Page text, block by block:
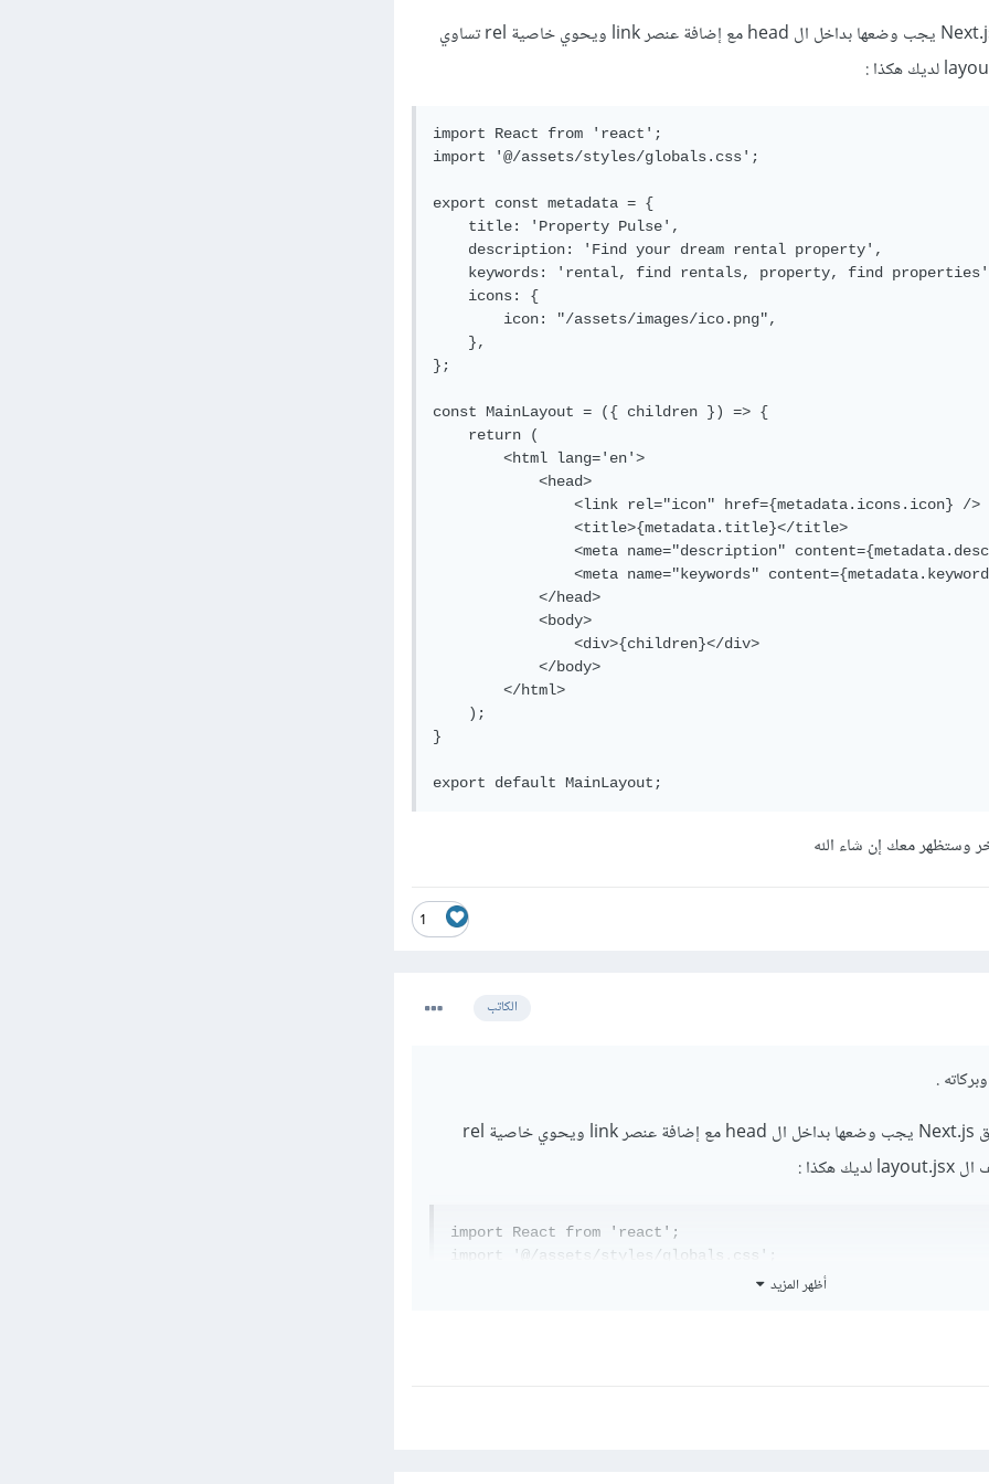
لإضافة favicon في تطبيق Next.js يجب وضعها بداخل ال head مع إضافة عنصر link ويحوي خاصية rel تساوي
:
import React from 'react';
import '@/assets/styles/globals.css';
export const metadata = {
    title: 'Property Pulse',
    description: 'Find your dream rental property',
keywords: 'rental, find rentals, property, find
    icons: {
        icon: "/assets/images/ico.png",
    },
};
const MainLayout = ({ children }) => {
    return (
        <html lang='en'>
            <head>
                <link rel="icon" href={metadata.icons.icon} />
                <title>{metadata.title}</title>
<meta name="description"
<meta name="keywords"
            </head>
            <body>
                <div>{children}</div>
            </body>
        </html>
    );
}
export default MainLayout;
وستظهر معك إن شاء الله
1
الكاتب
.
لإضافة favicon في تطبيق Next.js يجب وضعها بداخل ال head مع إضافة عنصر link ويحوي خاصية rel
:
import React from 'react';
import '@/assets/styles/globals.css';
أظهر المزيد